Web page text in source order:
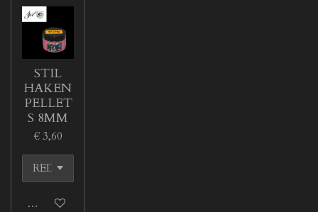
STIL
HAKEN
PELLET
S 8MM
€ 3,60
In winkelwagen